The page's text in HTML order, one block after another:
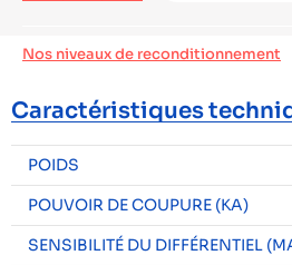
Nos niveaux de reconditionnement
Caractéristiques
POIDS
POUVOIR DE COUPURE (KA)
SENSIBILITÉ DU DIFFÉRENTIEL